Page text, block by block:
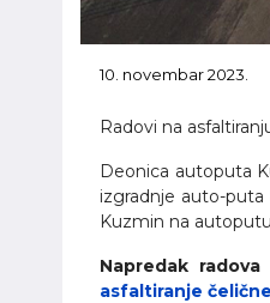
10. novembar 2023.
Radovi na
Deonica autoputa
izgradnje auto-puta
Kuzmin na
Napredak
asfaltiranje